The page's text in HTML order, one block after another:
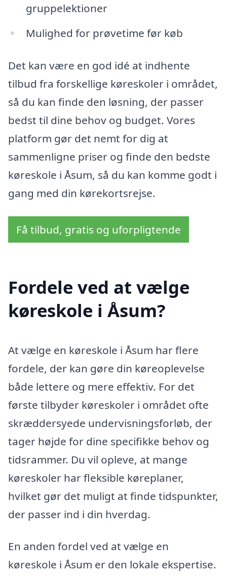
gruppelektioner
Mulighed for prøvetime før køb
Det kan være en god idé at indhente
tilbud fra forskellige køreskoler i området,
så du kan finde den løsning, der passer
bedst til dine behov og budget. Vores
platform gør det nemt for dig at
sammenligne priser og finde den bedste
køreskole i Åsum, så du kan komme godt i
gang med din kørekortsrejse.
Få tilbud, gratis og uforpligtende
Fordele ved at vælge
køreskole i Åsum?
At vælge en køreskole i Åsum har flere
fordele, der kan gøre din køreoplevelse
både lettere og mere effektiv. For det
første tilbyder køreskoler i området ofte
skræddersyede undervisningsforløb, der
tager højde for dine specifikke behov og
tidsrammer. Du vil opleve, at mange
køreskoler har fleksible køreplaner,
hvilket gør det muligt at finde tidspunkter,
der passer ind i din hverdag.
En anden fordel ved at vælge en
køreskole i Åsum er den lokale ekspertise.